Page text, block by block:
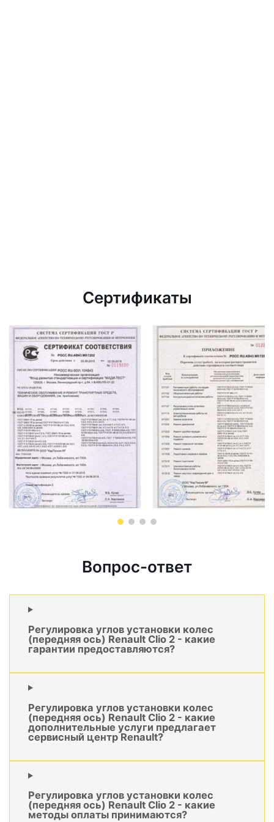
Сертификаты
Вопрос-ответ
Регулировка углов установки колес
(передняя ось) Renault Clio 2 - какие
гарантии предоставляются?
Регулировка углов установки колес
(передняя ось) Renault Clio 2 - какие
дополнительные услуги предлагает
сервисный центр Renault?
Регулировка углов установки колес
(передняя ось) Renault Clio 2 - какие
методы оплаты принимаются?